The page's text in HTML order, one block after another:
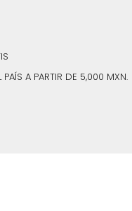
A PARTIR DE 5,000 MXN.
123